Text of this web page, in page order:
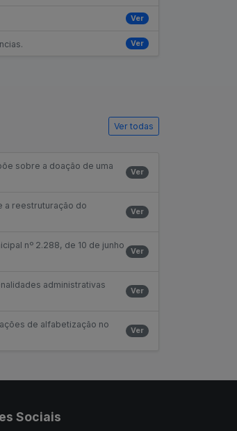
Ver
Ver
Ver todas
sobre a doação de uma
Ver
a reestruturação do
Ver
nº 2.288, de 10 de junho
Ver
administrativas
Ver
de alfabetização no
Ver
Sociais